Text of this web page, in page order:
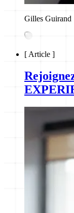
Gilles Guirand
[Article ]